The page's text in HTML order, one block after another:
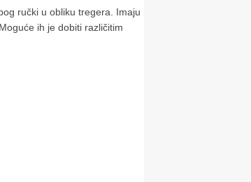
ručki u obliku tregera. Imaju
ih je dobiti različitim